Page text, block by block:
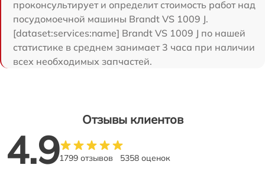
проконсультирует и определит стоимость работ над
посудомоечной машины Brandt VS 1009 J.
[dataset:services:name] Brandt VS 1009 J по нашей
статистике в среднем занимает 3 часа при наличии
всех необходимых запчастей.
Отзывы клиентов
4.91799 отзывов 5358 оценок